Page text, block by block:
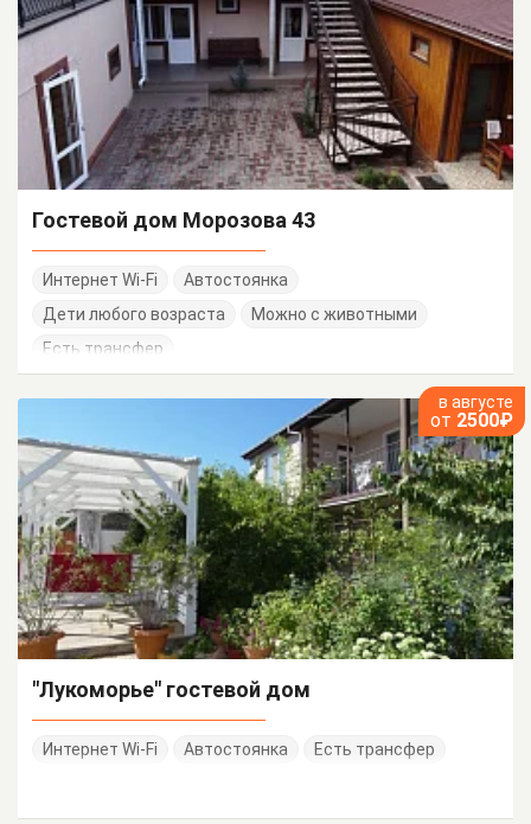
Гостевой дом Морозова 43
Интернет Wi-Fi
Автостоянка
Дети любого возраста
Можно с животными
Есть трансфер
в августе
от 2500₽
"Лукоморье" гостевой дом
Интернет Wi-Fi Автостоянка Есть трансфер